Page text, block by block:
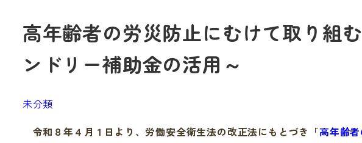
高年齢者の労災防止にむけて取り組
ンドリー補助金の活用～
未分類
令和８年４月１日より、労働安全衛生法の改正法にもとづき「高年齢